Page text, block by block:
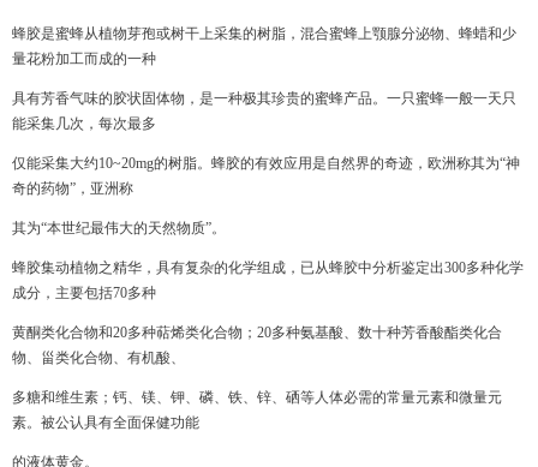
蜂胶是蜜蜂从植物芽孢或树干上采集的树脂，混合蜜蜂上颚腺分泌物、蜂蜡和少
量花粉加工而成的一种
具有芳香气味的胶状固体物， 是一种极其珍贵的蜜蜂产品。一只蜜蜂一般一天只
能采集几次，每次最多
仅能采集大约10~20mg的树脂。蜂胶的有效应用是自然界的奇迹，欧洲称其为“神
奇的药物”，亚洲称
其为“本世纪最伟大的天然物质”。
蜂胶集动植物之精华，具有复杂的化学组成，已从蜂胶中分析鉴定出300多种化学
成分，主要包括70多种
黄酮类化合物和20多种萜烯类化合物；20多种氨基酸、数十种芳香酸酯类化合
物、甾类化合物、有机酸、
多糖和维生素；钙、镁、钾、磷、铁、 锌、硒等人体必需的常量元素和微量元
素。被公认具有全面保健功能
的液体黄金。